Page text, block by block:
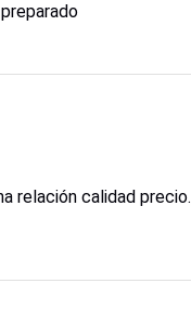
relación calidad